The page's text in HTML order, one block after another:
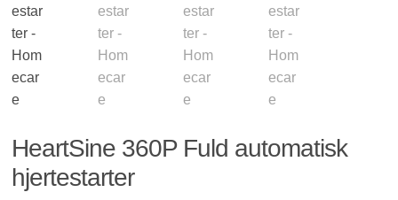
HeartSine 360P Fuld automatisk
hjertestarter
Sensorer